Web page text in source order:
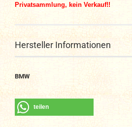
Privatsammlung, kein Verkauf!!
Hersteller Informationen
BMW
teilen